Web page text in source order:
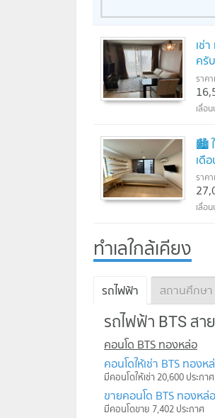
เช่
ครั
ราคา
🏙️ ใ
เดื
ราคา
ทำเลใกล้เคียง
รถไฟฟ้า สถานศึกษา
รถไฟฟ้า BTS สา
คอนโด BTS ทองหล่อ
คอนโดให้เช่า BTS ทองห
มีคอนโดให้เช่า 20,600 ประกาศ
ขายคอนโด BTS ทองหล่อ
มีคอนโดขาย 7,402 ประกาศ